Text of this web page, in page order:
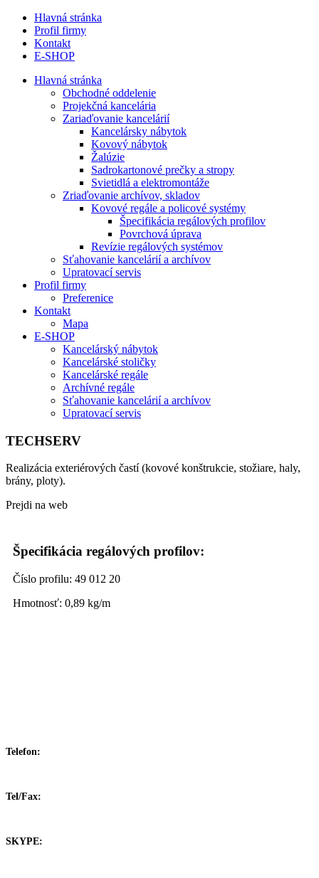
Hlavná stránka
Profil firmy
Kontakt
E-SHOP
Hlavná stránka
Obchodné oddelenie
Projekčná kancelária
Zariaďovanie kancelárií
Kancelársky nábytok
Kovový nábytok
Žalúzie
Sadrokartonové prečky a stropy
Svietidlá a elektromontáže
Zriaďovanie archívov, skladov
Kovové regále a policové systémy
Špecifikácia regálových profilov
Povrchová úprava
Revízie regálových systémov
Sťahovanie kancelárií a archívov
Upratovací servis
Profil firmy
Preferenice
Kontakt
Mapa
E-SHOP
Kancelárský nábytok
Kancelárské stoličky
Kancelárské regále
Archívné regále
Sťahovanie kancelárií a archívov
Upratovací servis
TECHSERV
Realizácia exteriérových častí (kovové konštrukcie, stožiare, haly,
brány, ploty).
Prejdi na web
Špecifikácia regálových profilov:
Číslo profilu: 49 012 20
Hmotnosť: 0,89 kg/m
Telefon:
Tel/Fax:
SKYPE: